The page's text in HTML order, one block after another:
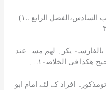
(۱؎ الفتاوی الہندیۃ کتاب الطہارۃ،الباب السادس،الفصل الرابع
یکرہ لھم مسہ عند
ھکذا فی الخلاصۃ۱؎۔
افراد کے لئے امام ابو